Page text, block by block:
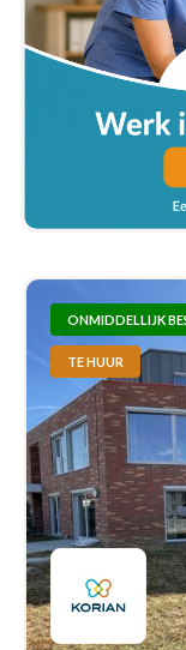
ONMIDDELLIJK
TE HUUR